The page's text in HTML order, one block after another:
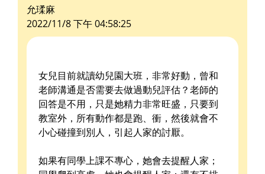
允瑈麻
2022/11/8 下午 04:58:25
女兒目前就讀幼兒園大班，非常好動，曾和
老師溝通是否需要去做過動兒評估？老師的
回答是不用，只是她精力非常旺盛，只要到
教室外，所有動作都是跑、衝，然後就會不
小心碰撞到別人，引起人家的討厭。
如果有同學上課不專心，她會去提醒人家；